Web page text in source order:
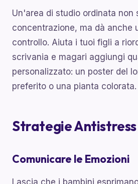
Un'area di studio ordinata non
concentrazione, ma dà anche
controllo. Aiuta i tuoi figli a
scrivania e magari aggiungi
personalizzato: un poster del
preferito o una pianta colorata.
Strategie Antistress
Comunicare le Emozioni
Lascia che i bambini